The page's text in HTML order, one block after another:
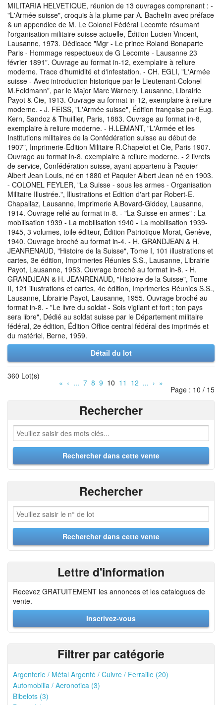
MILITARIA HELVETIQUE, réunion de 13 ouvrages comprenant : -
"L'Armée suisse", croquis à la plume par A. Bachelin avec préface
& un appendice de M. Le Colonel Fédéral Lecomte résumant
l'organisation militaire suisse actuelle, Édition Lucien Vincent,
Lausanne, 1973. Dédicace "Mgr - Le prince Roland Bonaparte
Paris - Hommage respectueux de G Lecomte - Lausanne 23
février 1891". Ouvrage au format in-12, exemplaire à reliure
moderne. Trace d'humidité et d'infestation. - CH. EGLI, "L'Armée
suisse - Avec introduction historique par le Lieutenant-Colonel
M.Feldmann", par le Major Marc Warnery, Lausanne, Librairie
Payot & Cie, 1913. Ouvrage au format in-12, exemplaire à reliure
moderne. - J. FEISS, "L'Armée suisse", Édition française par Eug.
Kern, Sandoz & Thuillier, Paris, 1883. Ouvrage au format in-8,
exemplaire à reliure moderne. - H.LEMANT, "L'Armée et les
Institutions militaires de la Confédération suisse au début de
1907", Imprimerie-Edition Militaire R.Chapelot et Cie, Paris 1907.
Ouvrage au format in-8, exemplaire à reliure moderne. - 2 livrets
de service, Confédération suisse, ayant appartenu à Paquier
Albert Jean Louis, né en 1880 et Paquier Albert Jean né en 1903.
- COLONEL FEYLER, "La Suisse - sous les armes - Organisation
Militaire Illustrée.", Illustrations et Edition d'art par Robert-E.
Chapallaz, Lausanne, Imprimerie A.Bovard-Giddey, Lausanne,
1914. Ouvrage relié au format in-8. - "La Suisse en armes" : La
mobilisation 1939 - La mobilisation 1940 - La mobilisation 1939-
1945, 3 volumes, toile éditeur, Édition Patriotique Morat, Genève,
1940. Ouvrage broché au format in-4. - H. GRANDJEAN & H.
JEANRENAUD, "Histoire de la Suisse", Tome I, 101 illustrations et
cartes, 3e édition, Imprimeries Réunies S.S., Lausanne, Librairie
Payot, Lausanne, 1953. Ouvrage broché au format in-8. - H.
GRANDJEAN & H. JEANRENAUD, "Histoire de la Suisse", Tome
II, 121 illustrations et cartes, 4e édition, Imprimeries Réunies S.S.,
Lausanne, Librairie Payot, Lausanne, 1955. Ouvrage broché au
format in-8. - "Le livre du soldat - Sois vigilant et fort ; ton pays
sera libre", Dédié au soldat suisse par le Département militaire
fédéral, 2e édition, Édition Office central fédéral des imprimés et
du matériel, Berne, 1959.
Détail du lot
360 Lot(s)
« ‹ ... 7 8 9 10 11 12 ... › »
Page : 10 / 15
Rechercher
Rechercher
Lettre d'information
Recevez GRATUITEMENT les annonces et les catalogues de
vente.
Inscrivez-vous
Filtrer par catégorie
Argenterie / Métal Argenté / Cuivre / Ferraille (20)
Automobilia / Aeronotica (3)
Bibelots (3)